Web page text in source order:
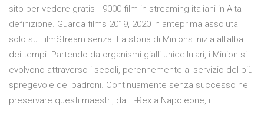
sito per vedere gratis +9000 film in streaming italiani in Alta
definizione. Guarda films 2019, 2020 in anteprima assoluta
solo su FilmStream senza La storia di Minions inizia all'alba
dei tempi. Partendo da organismi gialli unicellulari, i Minion si
evolvono attraverso i secoli, perennemente al servizio del più
spregevole dei padroni. Continuamente senza successo nel
preservare questi maestri, dal T-Rex a Napoleone, i …